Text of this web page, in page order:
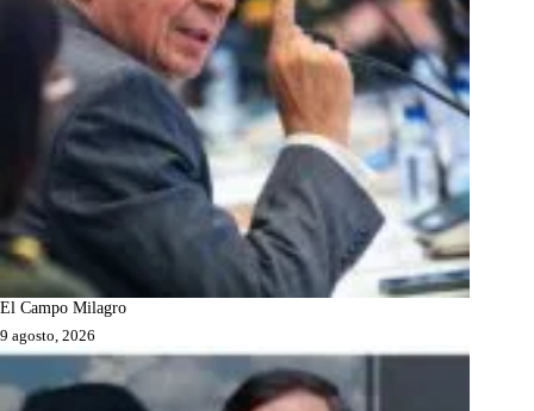
El Campo Milagro
9 agosto, 2026